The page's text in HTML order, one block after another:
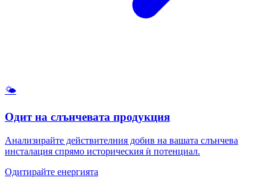
🌤️
Одит на слънчевата продукция
Анализирайте действителния добив на вашата слънчева
инсталация спрямо историческия ѝ потенциал.
Одитирайте енергията